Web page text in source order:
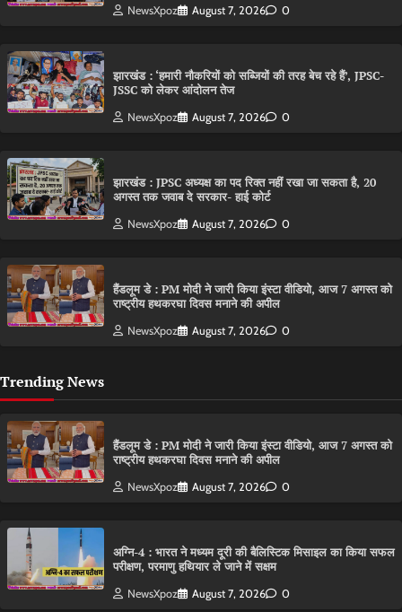
NewsXpoz August 7, 2026 0
झारखंड : ‘हमारी नौकरियों को सब्जियों की तरह बेच रहे हैं’, JPSC-
JSSC को लेकर आंदोलन तेज
NewsXpoz August 7, 2026 0
झारखंड : JPSC अध्यक्ष का पद रिक्त नहीं रखा जा सकता है, 20
अगस्त तक जवाब दे सरकार- हाई कोर्ट
NewsXpoz August 7, 2026 0
हैंडलूम डे : PM मोदी ने जारी किया इंस्टा वीडियो, आज 7 अगस्त को
राष्ट्रीय हथकरघा दिवस मनाने की अपील
NewsXpoz August 7, 2026 0
Trending News
हैंडलूम डे : PM मोदी ने जारी किया इंस्टा वीडियो, आज 7 अगस्त को
राष्ट्रीय हथकरघा दिवस मनाने की अपील
NewsXpoz August 7, 2026 0
अग्नि-4 : भारत ने मध्यम दूरी की बैलिस्टिक मिसाइल का किया सफल
परीक्षण, परमाणु हथियार ले जाने में सक्षम
NewsXpoz August 7, 2026 0